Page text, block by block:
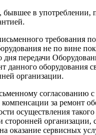
бывшее в употреблении,
требования
не по вине
дня передачи
данного оборудования
организации.
согласованию
за ремонт
осуществления
организации,
оказание сервисных